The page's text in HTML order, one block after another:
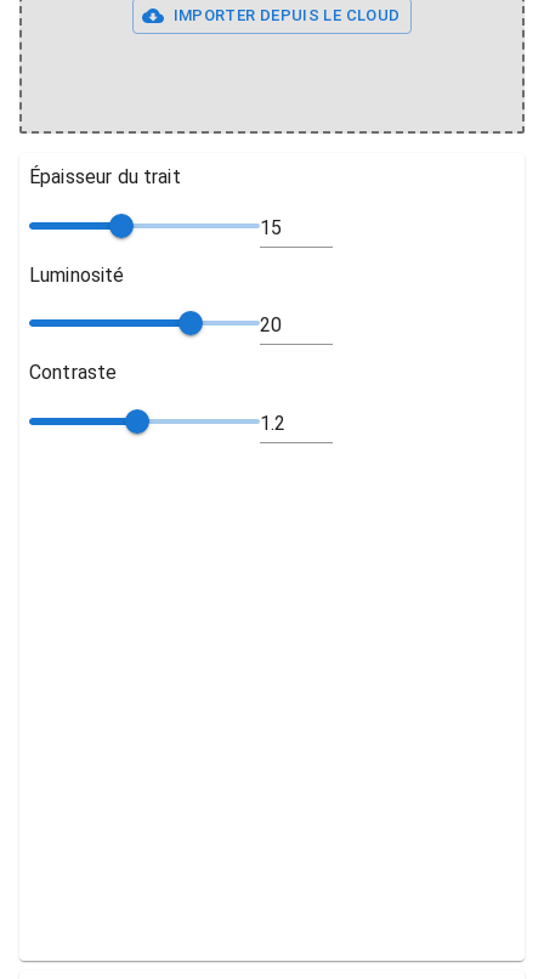
IMPORTER DEPUIS LE CLOUD
Épaisseur du trait
Luminosité
Contraste